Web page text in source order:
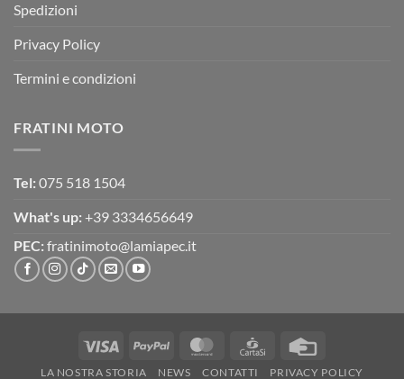
Spedizioni
Privacy Policy
Termini e condizioni
FRATINI MOTO
Tel: 075 518 1504
What's up: +39 3334656649
PEC: fratinimoto@lamiapec.it
Visa PayPal MasterCardCartaSi
LA NOSTRA STORIA NEWS CONTATTI PRIVACY POLICY